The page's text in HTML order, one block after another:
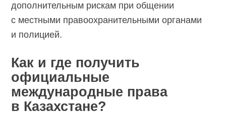
дополнительным рискам при общении
с местными правоохранительными органами
и полицией.
Как и где получить
официальные
международные права
в Казахстане?